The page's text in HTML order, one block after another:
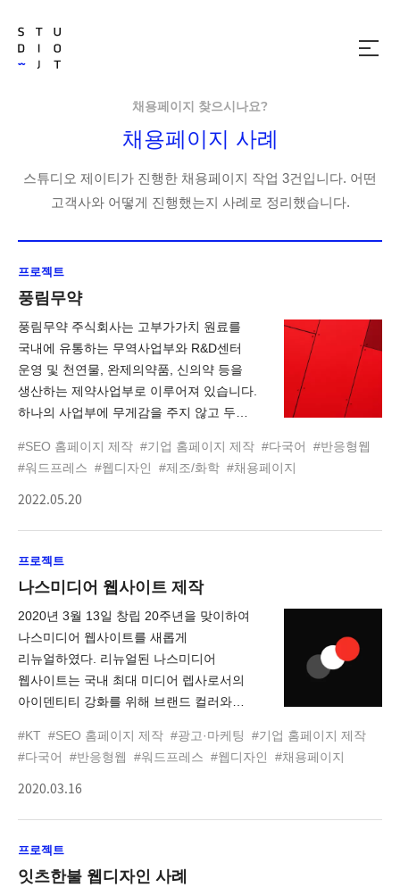
메
채용페이지 찾으시나요?
채용페이지 사례
스튜디오 제이티가 진행한 채용페이지 작업 3건입니다. 어떤
고객사와 어떻게 진행했는지 사례로 정리했습니다.
프로젝트
풍림무약
풍림무약 주식회사는 고부가가치 원료를
국내에 유통하는 무역사업부와 R&D센터
운영 및 천연물, 완제의약품, 신의약 등을
생산하는 제약사업부로 이루어져 있습니다.
하나의 사업부에 무게감을 주지 않고 두
노력하였으며, 방문자들이 각 사업부에
대한 이해가 쉽도록 관련 이미지와 아이콘
제작에 힘썼습니다. 또한 풍림무약에서
SEO(검색엔진최적화)작업을 통해 특정
원료/제품 구매를 희망하는 고객들에게
노출되도록 유도하였습니다.
#SEO 홈페이지 제작 #기업 홈페이지 제작 #다국어
#반응형웹
#워드프레스 #웹디자인 #제조/화학 #채용페이지
2022.05.20
프로젝트
나스미디어 웹사이트 제작
2020년 3월 13일 창립 20주년을 맞이하여
나스미디어 웹사이트를 새롭게
리뉴얼하였다. 리뉴얼된 나스미디어
웹사이트는 국내 최대 미디어 렙사로서의
아이덴티티 강화를 위해 브랜드 컬러와
제작되었다. 나스미디어의 메인은 사용자
편의성과 새로운 경험을 위해 일반적인
Hiearachy 구조를 탈피하여 직관적이고
제공하였다. 또한, 효과적인 UX를 위해
다소 복잡하고 어렵게 느껴지는 광고문의
#KT #SEO 홈페이지 제작 #광고·마케팅
#기업 홈페이지 제작
#다국어
#반응형웹 #워드프레스 #웹디자인 #채용페이지
2020.03.16
프로젝트
잇츠한불 웹디자인 사례